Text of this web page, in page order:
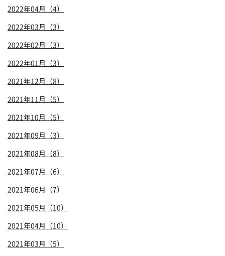
2022年04月（4）
2022年03月（3）
2022年02月（3）
2022年01月（3）
2021年12月（8）
2021年11月（5）
2021年10月（5）
2021年09月（3）
2021年08月（8）
2021年07月（6）
2021年06月（7）
2021年05月（10）
2021年04月（10）
2021年03月（5）